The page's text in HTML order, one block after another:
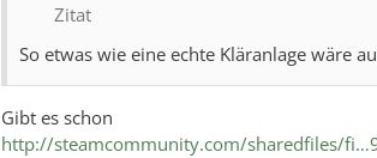
Zitat
So etwas wie eine echte Kläranlage wäre
Gibt es schon
http://steamcommunity.com/sharedfiles/